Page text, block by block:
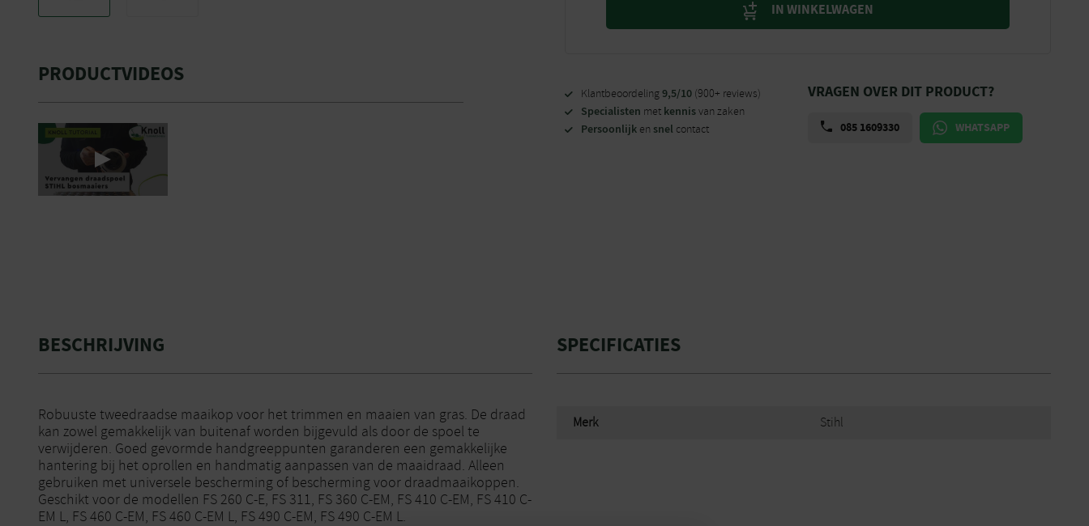
PRODUCTVIDEOS
IN WINKELWAGEN
Klantbeoordeling9,5/10 (900+ reviews)
Specialisten met kennisvan zaken
Persoonlijk en snel contact
VRAGEN OVER DIT PRODUCT?
085 1609330 WHATSAPP
BESCHRIJVING
Robuuste tweedraadse maaikop voor het trimmen en maaien van gras. De draad
kan zowel gemakkelijk van buitenaf worden bijgevuld als door de spoel te
verwijderen. Goed gevormde handgreeppunten garanderen een gemakkelijke
hantering bij het oprollen en handmatig aanpassen van de maaidraad. Alleen
gebruiken met universele bescherming of bescherming voor draadmaaikoppen.
Geschikt voor de modellen FS 260 C-E, FS 311, FS 360 C-EM, FS 410 C-EM, FS 410 C-
EM L, FS 460 C-EM, FS 460 C-EM L, FS 490 C-EM, FS 490 C-EM L.
SPECIFICATIES
Merk Stihl